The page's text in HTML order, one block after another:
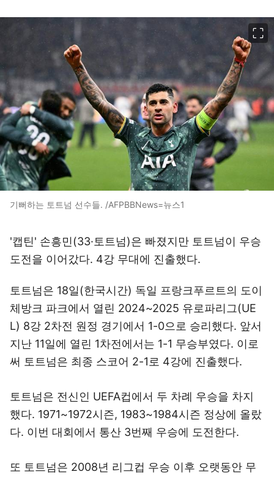
기뻐하는 토트넘 선수들. /AFPBBNews=뉴스1
'캡틴' 손흥민(33·토트넘)은 빠졌지만 토트넘이 우승
도전을 이어갔다. 4강 무대에 진출했다.
토트넘은 18일(한국시간) 독일 프랑크푸르트의 도이
체방크 파크에서 열린 2024~2025 유로파리그(UE
L) 8강 2차전 원정 경기에서 1-0으로 승리했다. 앞서
지난 11일에 열린 1차전에서는 1-1 무승부였다. 이로
써 토트넘은 최종 스코어 2-1로 4강에 진출했다.
토트넘은 전신인 UEFA컵에서 두 차례 우승을 차지
했다. 1971~1972시즌, 1983~1984시즌 정상에 올랐
다. 이번 대회에서 통산 3번째 우승에 도전한다.
또 토트넘은 2008년 리그컵 우승 이후 오랫동안 무